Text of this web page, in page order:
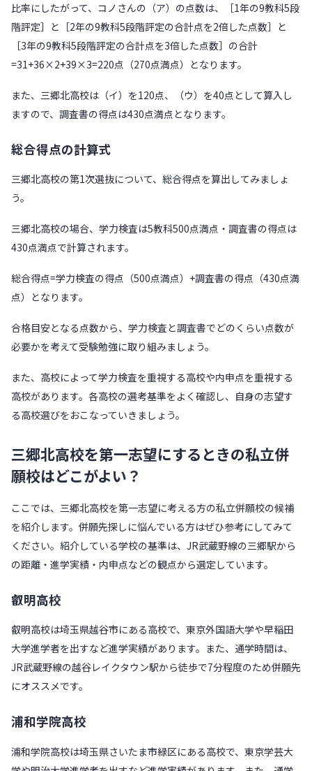
比率にしたがって、コノさんの（ア）の点数は、［1年の9教科5段
階評定］と［2年の9教科5段階評定の合計点を2倍した点数］と
［3年の9教科5段階評定の合計点を3倍した点数］の合計
=31+36×2+39×3=220点（270点満点）となります。
また、三郷北高校は（イ）を120点、（ウ）を40点として算入し
ますので、調査書の得点は430点満点となります。
総合得点の計算式
三郷北高校の第1次選抜について、総合得点を算出してみましょ
う。
三郷北高校の場合、学力検査は5教科500点満点・調査書の得点は
430点満点で計算されます。
総合得点=学力検査の得点（500点満点）+調査書の得点（430点満
点）となります。
合格目安となる点数から、学力検査と調査書でどのくらい点数が
必要かを考えて受験勉強に取り組みましょう。
また、高校によって学力検査を重視する高校や内申点を重視する
高校があります。各高校の選考基準をよく確認し、自身の志望す
る高校選びをおこなっていきましょう。
三郷北高校を第一志望にするときの私立併
願校はどこがよい？
ここでは、三郷北高校を第一志望に考える方の私立併願校の候補
を紹介します。併願先探しに悩んでいる方はぜひ参考にしてみて
ください。紹介している学校の基準は、JR武蔵野線の三郷駅から
の距離・進学実績・内申点などの観点から選定しています。
叡明高校
叡明高校は埼玉県越谷市にある高校で、東京外国語大学や早稲田
大学進学者を出すなど進学実績があります。また、通学時間は、
JR武蔵野線の越谷レイクタウン駅から徒歩で7分程度のため併願先
にオススメです。
浦和学院高校
浦和学院高校は埼玉県さいたま市緑区にある高校で、東京学芸大